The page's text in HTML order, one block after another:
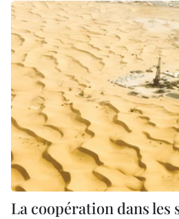
La coopération dans les